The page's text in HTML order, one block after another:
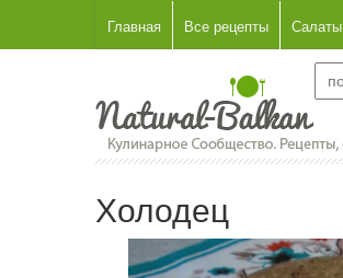
Главная Все рецепты Салаты
Холодец